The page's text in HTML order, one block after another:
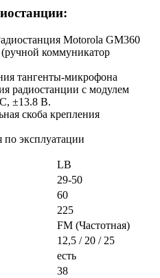
Motorola GM360
(ручной коммуникатор
тангенты-микрофона
радиостанции с модулем
±13.8 В.
скоба крепления
эксплуатации
LB
29-50
60
225
FM (Частотная)
12,5 / 20 / 25
есть
38